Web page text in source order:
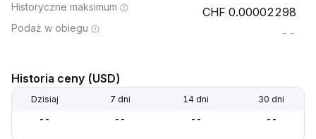
Historyczne maksimum 0.00002298
Podaż w obiegu --
Historia ceny (USD)
Dzisiaj 7 dni 14 dni 30 dni
-- -- -- --